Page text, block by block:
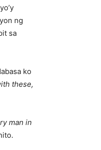
ng
sa
ko
these,
man in